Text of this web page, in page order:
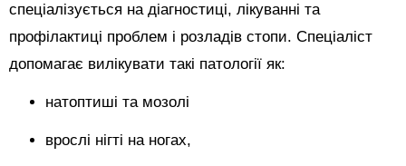
спеціалізується на діагностиці, лікуванні та
профілактиці проблем і розладів стопи. Спеціаліст
допомагає вилікувати такі патології як:
натоптиші та мозолі
врослі нігті на ногах,